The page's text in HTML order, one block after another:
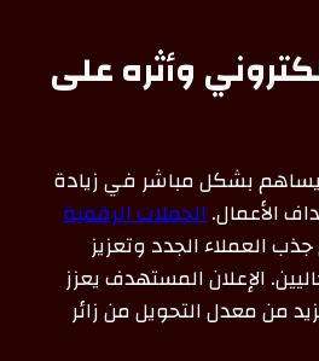
وأثره على
يساهم بشكل مباشر في زيادة
الأعمال.الحملات الرقمية
العملاء الجدد وتعزيز
الإعلان المستهدف يعزز
من معدل التحويل من زائر